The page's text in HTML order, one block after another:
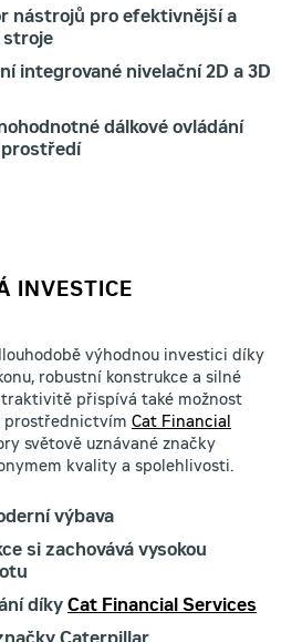
nástrojů pro efektivnější a
stroje
integrované nivelační 2D a 3D
dálkové ovládání
prostředí
INVESTICE
výhodnou investici díky
robustní konstrukce a silné
přispívá také možnost
prostřednictvím Cat Financial
světově uznávané značky
kvality a spolehlivosti.
výbava
si zachovává vysokou
díky Cat Financial Services